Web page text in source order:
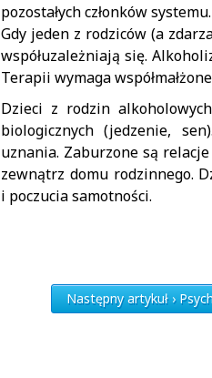
pozostałych członków
Gdy jeden z rodziców (a
współuzależniają się.
Terapii wymaga
Dzieci z rodzin
biologicznych (jedzenie,
uznania. Zaburzone są
zewnątrz domu rodzinnego.
i poczucia samotności.
Następny artykuł ›